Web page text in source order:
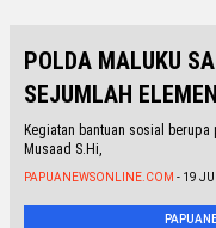
POLDA MALUKU
SEJUMLAH
Kegiatan bantuan sosial
Musaad S.Hi,
PAPUANEWSONLINE.COM - 19